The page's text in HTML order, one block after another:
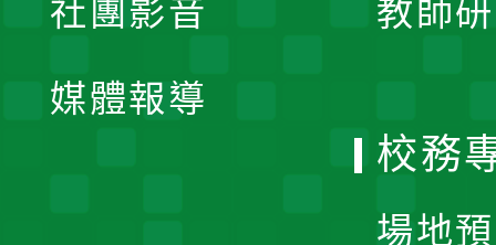
教師
社團影音
媒體報導
校務
場地